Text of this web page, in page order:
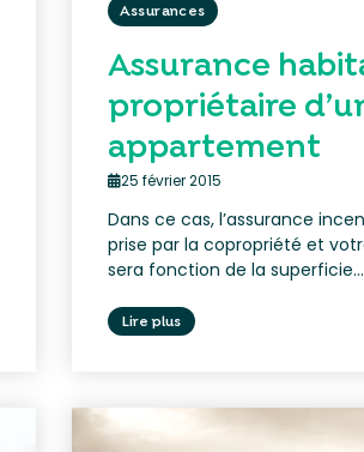
Assurances
Assurance
propriétaire
appartement
25 février 2015
Dans ce cas, l’assurance
prise par la copropriété et
sera fonction de la superficie...
Lire plus